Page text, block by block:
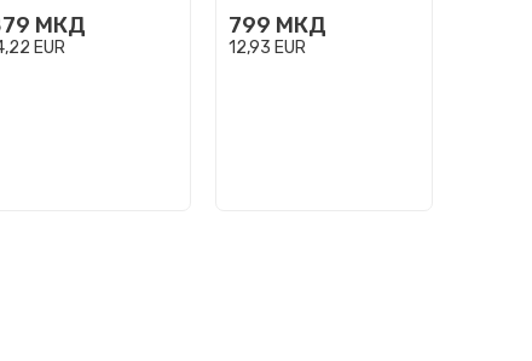
МКД
EUR
799 МКД
12,93 EUR